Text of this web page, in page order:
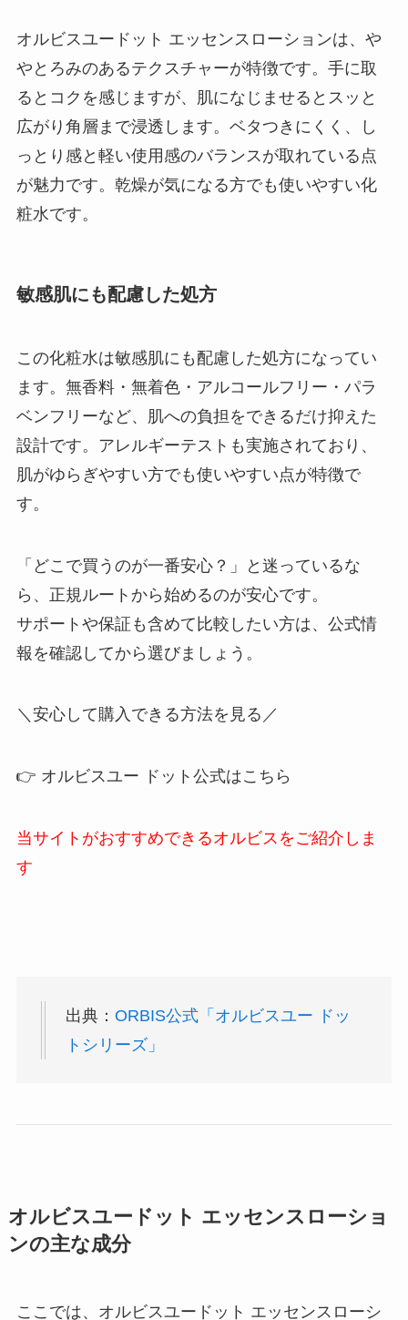
オルビスユードット エッセンスローションは、や
やとろみのあるテクスチャーが特徴です。手に取
るとコクを感じますが、肌になじませるとスッと
広がり角層まで浸透します。ベタつきにくく、し
っとり感と軽い使用感のバランスが取れている点
が魅力です。乾燥が気になる方でも使いやすい化
粧水です。
敏感肌にも配慮した処方
この化粧水は敏感肌にも配慮した処方になってい
ます。無香料・無着色・アルコールフリー・パラ
ベンフリーなど、肌への負担をできるだけ抑えた
設計です。アレルギーテストも実施されており、
肌がゆらぎやすい方でも使いやすい点が特徴で
す。
「どこで買うのが一番安心？」と迷っているな
ら、正規ルートから始めるのが安心です。
サポートや保証も含めて比較したい方は、公式情
報を確認してから選びましょう。
＼安心して購入できる方法を見る／
👉 オルビスユー ドット公式はこちら
当サイトがおすすめできるオルビスをご紹介しま
す
出典： ORBIS公式「オルビスユー ドッ
トシリーズ」
オルビスユードット エッセンスローショ
ンの主な成分
ここでは、オルビスユードット エッセンスローシ